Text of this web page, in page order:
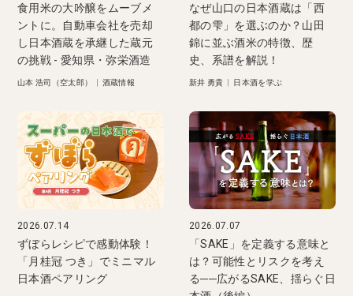
食用米の大吟醸をムーブメ
ントに。自動車会社を売却
し日本酒蔵を承継した蔵元
の挑戦 - 愛知県・弥栄酒造
山本 浩司（空太郎） 酒蔵情報
なぜ山口の日本酒蔵は「西
都の雫」を選ぶのか？山田
錦に並ぶ酒米の特徴、歴
史、系譜を解説！
新井 勇貴 日本酒を学ぶ
2026.07.14
ずぼらレシピで感動体験！
「月桂冠 つき」でミニマル
日本酒ペアリング
2026.07.07
「SAKE」を定義する意味と
は？可能性とリスクを考え
る──広がるSAKE、揺らぐ日